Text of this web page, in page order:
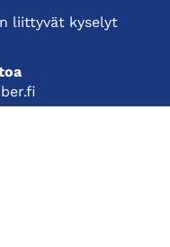
liittyvät kyselyt